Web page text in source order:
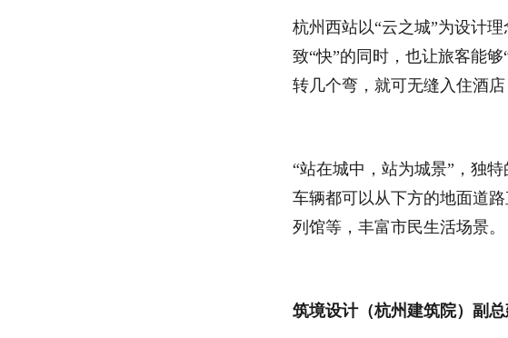
杭州西站以“云之城”为设计
致“快”的同时，也让旅客能
转几个弯，就可无缝入住酒店
“站在城中，站为城景”，独
车辆都可以从下方的地面道
列馆等，丰富市民生活场景。
筑境设计（杭州建筑院）副